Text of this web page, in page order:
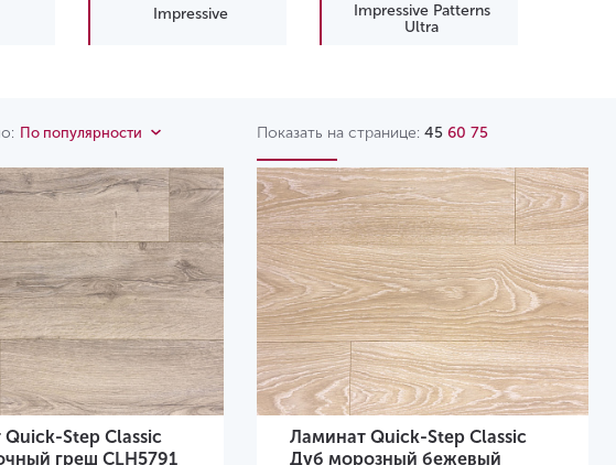
Impressive
Impressive Patterns
Ultra
По популярности Показать на странице: 45 60 75
Step Classic
греш CLH5791
Ламинат Quick-Step Classic
Дуб морозный бежевый